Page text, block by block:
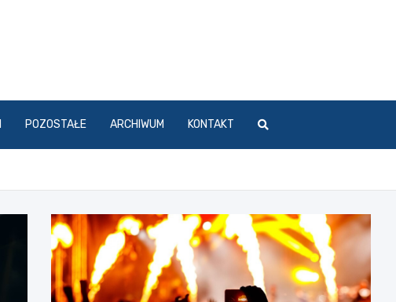
POZOSTAŁE ARCHIWUM KONTAKT